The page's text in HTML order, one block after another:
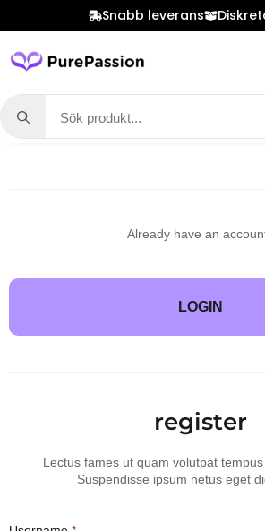
Snabb leverans
Search
for:
HOME > SHOP ALL >
Already have an
LOGIN
register
Lectus fames ut quam volutpat
Suspendisse ipsum netus eget